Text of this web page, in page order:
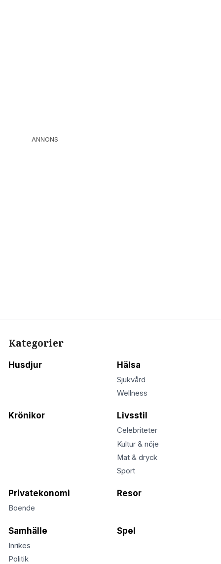
ANNONS
Kategorier
Husdjur Hälsa
Sjukvård
Wellness
Krönikor Livsstil
Celebriteter
Kultur & nöje
Mat & dryck
Sport
Privatekonomi
Boende
Resor
Samhälle
Inrikes
Politik
Spel